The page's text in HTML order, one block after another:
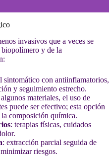
invasivos que a veces se
y de la
sintomático con antiinflamatorios,
y seguimiento estrecho.
materiales, el uso de
puede ser efectivo; esta opción
composición química.
: terapias físicas, cuidados
: extracción parcial seguida de
riesgos.